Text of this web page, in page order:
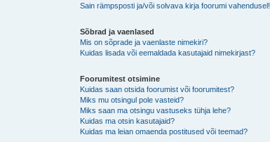
Sain rämpsposti ja/või solvava kirja foorumi vahendusel!
Sõbrad ja vaenlased
Mis on sõprade ja vaenlaste nimekiri?
Kuidas lisada või eemaldada kasutajaid nimekirjast?
Foorumitest otsimine
Kuidas saan otsida foorumist või foorumitest?
Miks mu otsingul pole vasteid?
Miks saan ma otsingu vastuseks tühja lehe?
Kuidas ma otsin kasutajaid?
Kuidas ma leian omaenda postitused või teemad?